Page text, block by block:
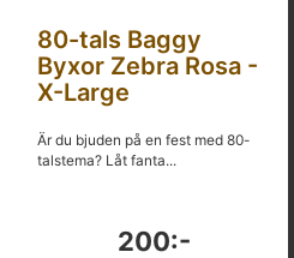
80-tals Baggy
Byxor Zebra Rosa -
X-Large
Är du bjuden på en fest med 80-
talstema? Låt fanta...
200:-